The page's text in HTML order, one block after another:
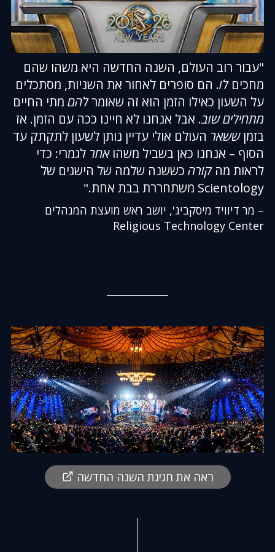
"עבור רוב העולם, השנה החדשה היא משהו שהם
מחכיםלו. הם סופרים לאחור את השניות, מסתכלים
על השעון כאילו הזמן הוא זה שאומרלהם מתי החיים
מתחילים שוב. אבל אנחנו לא חיינו ככה עם הזמן. אז
בזמןששאר העולם אולי עדיין נותן לשעון לתקתק עד
הסוף – אנחנו כאן בשביל משהואחר לגמרי: כדי
לראות מהקורה כששנה שלמה של הישגים של
Scientology משתחררת בבת אחת."
– מר דיוויד מיסקביג', יושב ראש מועצת המנהלים
Religious Technology Center
ראה את חגיגת השנה החדשה